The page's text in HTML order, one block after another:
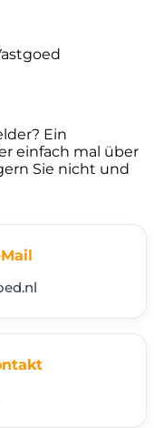
Ein
einfach mal über
Sie nicht und